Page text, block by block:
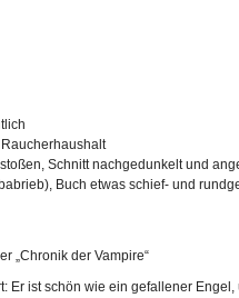
Schnitt nachgedunkelt und
Buch etwas schief- und
„Chronik der Vampire“
Er ist schön wie ein gefallener